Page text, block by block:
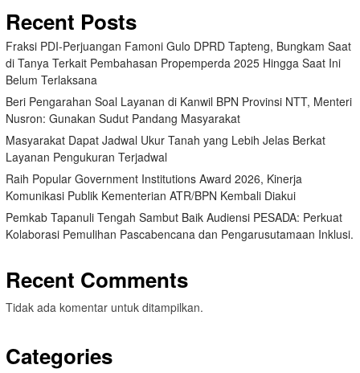
Recent Posts
Fraksi PDI-Perjuangan Famoni Gulo DPRD Tapteng, Bungkam Saat
di Tanya Terkait Pembahasan Propemperda 2025 Hingga Saat Ini
Belum Terlaksana
Beri Pengarahan Soal Layanan di Kanwil BPN Provinsi NTT, Menteri
Nusron: Gunakan Sudut Pandang Masyarakat
Masyarakat Dapat Jadwal Ukur Tanah yang Lebih Jelas Berkat
Layanan Pengukuran Terjadwal
Raih Popular Government Institutions Award 2026, Kinerja
Komunikasi Publik Kementerian ATR/BPN Kembali Diakui
Pemkab Tapanuli Tengah Sambut Baik Audiensi PESADA: Perkuat
Kolaborasi Pemulihan Pascabencana dan Pengarusutamaan Inklusi.
Recent Comments
Tidak ada komentar untuk ditampilkan.
Categories